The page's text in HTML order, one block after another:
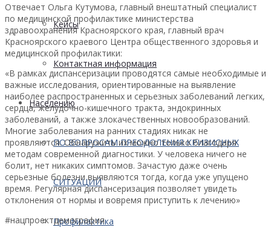
Кейсы
Контактная информация
Населению
ПО ВОПРОСАМ ПРЕОДОЛЕНИЯ КРИЗИСНЫХ
СИТУАЦИЙ
Профилактика
Отвечает Ольга Кутумова, главный внештатный специалист
по медицинской профилактике министерства
здравоохранения Красноярского края, главный врач
Красноярского краевого Центра общественного здоровья и
медицинской профилактики:
«В рамках диспансеризации проводятся самые необходимые и
важные исследования, ориентированные на выявление
наиболее распространенных и серьезных заболеваний легких,
сердца, желудочно-кишечного тракта, эндокринных
заболеваний, а также злокачественных новообразований.
Многие заболевания на ранних стадиях никак не
проявляются. Обнаружить их можно только благодаря
методам современной диагностики. У человека ничего не
болит, нет никаких симптомов. Зачастую даже очень
серьезные болезни выявляются тогда, когда уже упущено
время. Регулярная диспансеризация позволяет увидеть
отклонения от нормы и вовремя приступить к лечению»
#нацпроектдемография